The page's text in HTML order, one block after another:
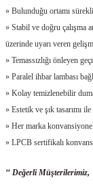
» Bulunduğu ortamı
» Stabil ve doğru çalışma
üzerinde uyarı veren
» Temassızlığı önleyen
» Paralel ihbar lambası
» Kolay temizlenebilir
» Estetik ve şık tasarımı
» Her marka
» LPCB sertifikalı
‘‘ Değerli Müşterilerimiz,